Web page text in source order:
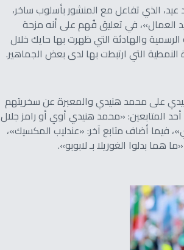
عيد، الذي تفاعل مع المنشور بأسلوب ساخر،
العمال»، في تعليق فُهم على أنه مزحة
الرسمية والهادئة التي ظهرت بها حايك خلال
النمطية التي ارتبطت بها لدى بعض الجماهير.
على محمد هنيدي والمعبرة عن سخريتهم
المتابعين: «محمد هنيدي أوي أو رامز جلال
فيما أضاف متابع آخر: «عندليب المكسيك»،
هما بدلوا الغوريلا بـ لابوبو».